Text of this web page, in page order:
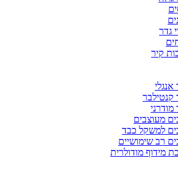
גדר
קיר
אנגלי
קנטילבר
מודרני
מעוצבים
למשקל כבד
רב שימושיים
מידוף מודולרית